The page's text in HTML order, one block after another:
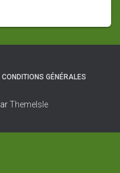
CONDITIONS GÉNÉRALES
ThemeIsle